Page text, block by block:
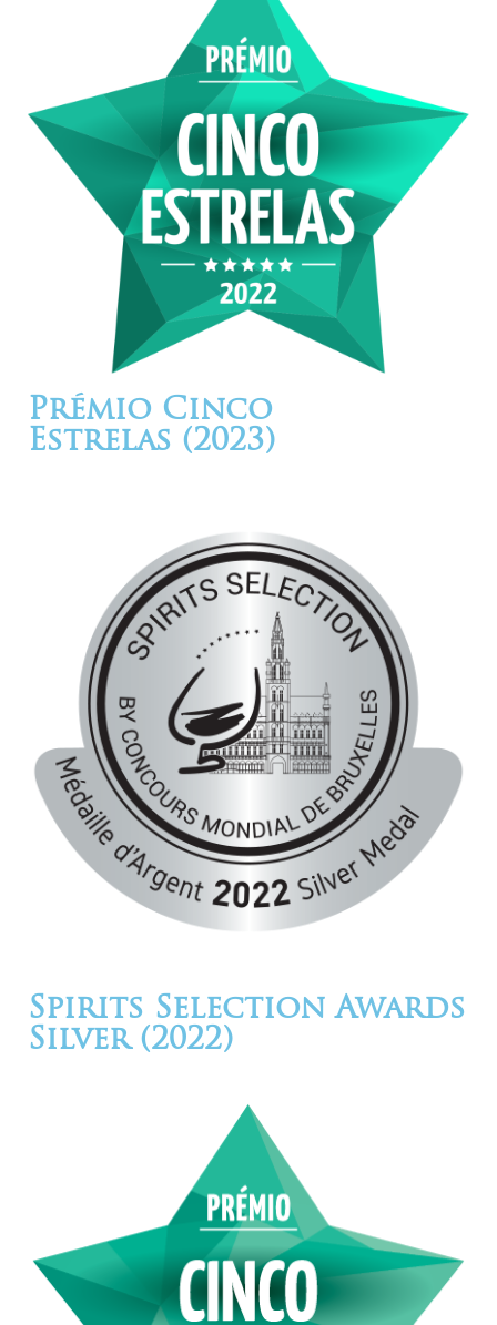
Prémio Cinco
Estrelas (2023)
Spirits Selection Awards
Silver (2022)